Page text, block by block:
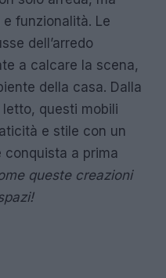
funzionalità. Le
dell’arredo
a calcare la scena,
della casa. Dalla
questi mobili
e stile con un
a prima
queste creazioni